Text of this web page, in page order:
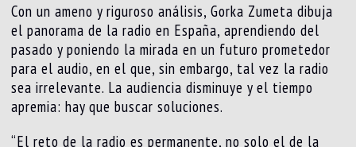
Con un ameno y riguroso análisis, Gorka Zumeta dibuja
el panorama de la radio en España, aprendiendo del
pasado y poniendo la mirada en un futuro prometedor
para el audio, en el que, sin embargo, tal vez la radio
sea irrelevante. La audiencia disminuye y el tiempo
apremia: hay que buscar soluciones.
“El reto de la radio es permanente, no solo el de la